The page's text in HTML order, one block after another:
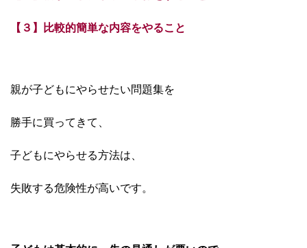
【３】比較的簡単な内容をやること
親が子どもにやらせたい問題集を
勝手に買ってきて、
子どもにやらせる方法は、
失敗する危険性が高いです。